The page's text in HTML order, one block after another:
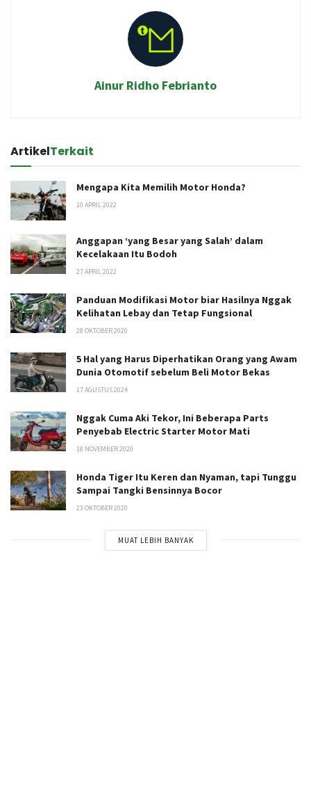
Ainur Ridho Febrianto
ArtikelTerkait
Mengapa Kita Memilih Motor Honda?
10 APRIL 2022
Anggapan ‘yang Besar yang Salah’ dalam
Kecelakaan Itu Bodoh
27 APRIL 2022
Panduan Modifikasi Motor biar Hasilnya Nggak
Kelihatan Lebay dan Tetap Fungsional
28 OKTOBER 2020
5 Hal yang Harus Diperhatikan Orang yang Awam
Dunia Otomotif sebelum Beli Motor Bekas
17 AGUSTUS 2024
Nggak Cuma Aki Tekor, Ini Beberapa Parts
Penyebab Electric Starter Motor Mati
18 NOVEMBER 2020
Honda Tiger Itu Keren dan Nyaman, tapi Tunggu
Sampai Tangki Bensinnya Bocor
23 OKTOBER 2020
MUAT LEBIH BANYAK